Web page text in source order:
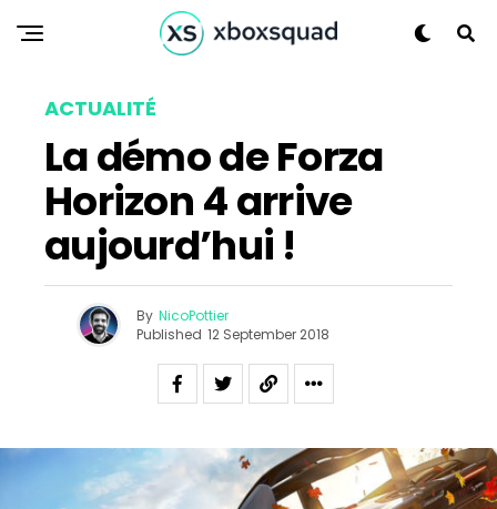
ACTUALITÉ
La démo de Forza
Horizon 4 arrive
aujourd’hui !
By NicoPottier
Published 12 September 2018